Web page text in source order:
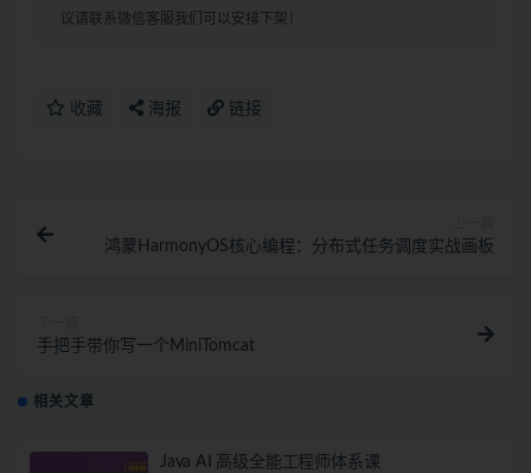
议请联系微信客服我们可以安排下架！
收藏 海报 链接
鸿蒙HarmonyOS核心编程：分布式任务调度实战画板
手把手带你写一个MiniTomcat
相关文章
Java AI 高级全能工程师体系课